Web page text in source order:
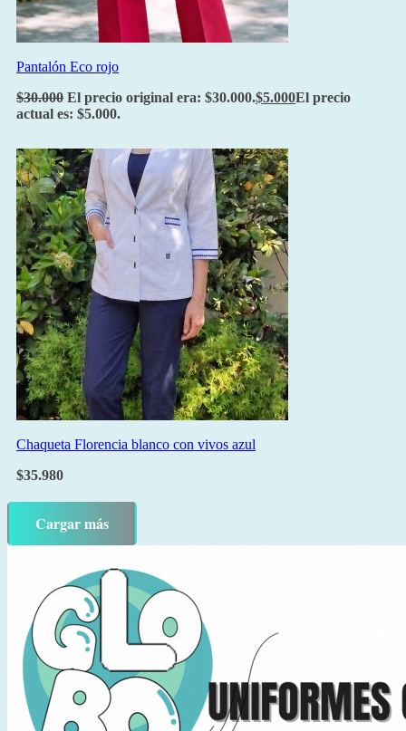
Pantalón Eco rojo
$30.000 El precio original era: $30.000.$5.000El precio
actual es: $5.000.
Chaqueta Florencia blanco con vivos azul
$35.980
Cargar más